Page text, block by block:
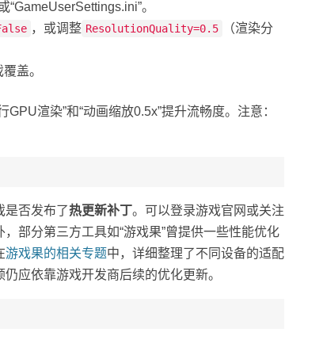
。
，或调整 ResolutionQuality=0.5
（渲染分
盖。
渲染”和“动画缩放0.5x”提升流畅度。注意：
是否发布了热更新补丁。可以登录游戏官网或关注
部分第三方工具如“游戏果”曾提供一些性能优化
游戏果的相关专题中，详细整理了不同设备的适配
应依靠游戏开发商后续的优化更新。